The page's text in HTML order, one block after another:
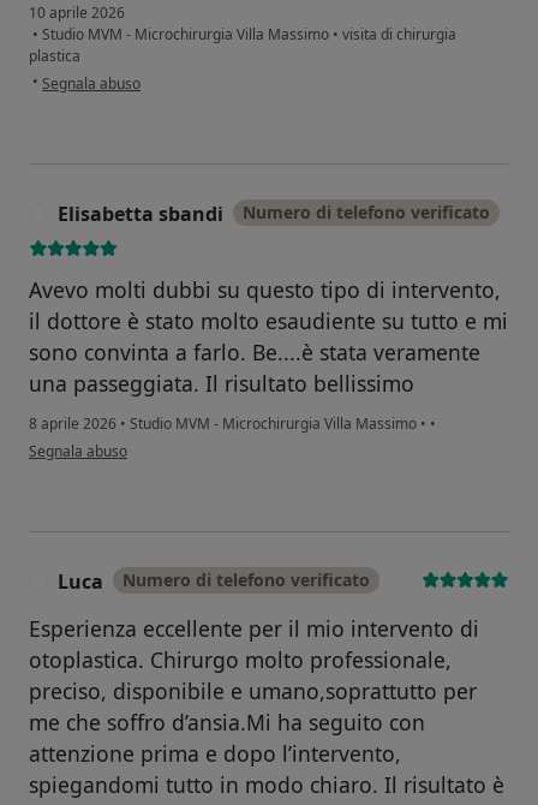
10 aprile 2026
• Studio MVM - Microchirurgia Villa Massimo • visita di chirurgia
plastica
• secondo l'opinione dell'utente Stefania
Segnala abuso
Elisabetta sbandi Numero di telefono verificato
Avevo molti dubbi su questo tipo di intervento,
il dottore è stato molto esaudiente su tutto e mi
sono convinta a farlo. Be....è stata veramente
una passeggiata. Il risultato bellissimo
8 aprile 2026 • Studio MVM - Microchirurgia Villa Massimo • •
secondo l'opinione dell'utente Elisabetta sbandi
Segnala abuso
Luca Numero di telefono verificato
Esperienza eccellente per il mio intervento di
otoplastica. Chirurgo molto professionale,
preciso, disponibile e umano,soprattutto per
me che soffro d’ansia.Mi ha seguito con
attenzione prima e dopo l’intervento,
spiegandomi tutto in modo chiaro. Il risultato è